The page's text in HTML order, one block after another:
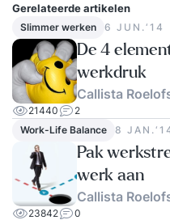
doet, mét oog voor
in kleine groepen
persoonlijke
laptop en casussen,
aansluit op jouw werk.
feedback en tips op
AI-stappenplan op,
werkdag meteen
Gerelateerde artikelen
Slimmer werken 6 JUN.‘14
De 4
werkdruk
Callista
21440
2
Work-Life Balance
8
Pak
werk aan
Callista
23842
0